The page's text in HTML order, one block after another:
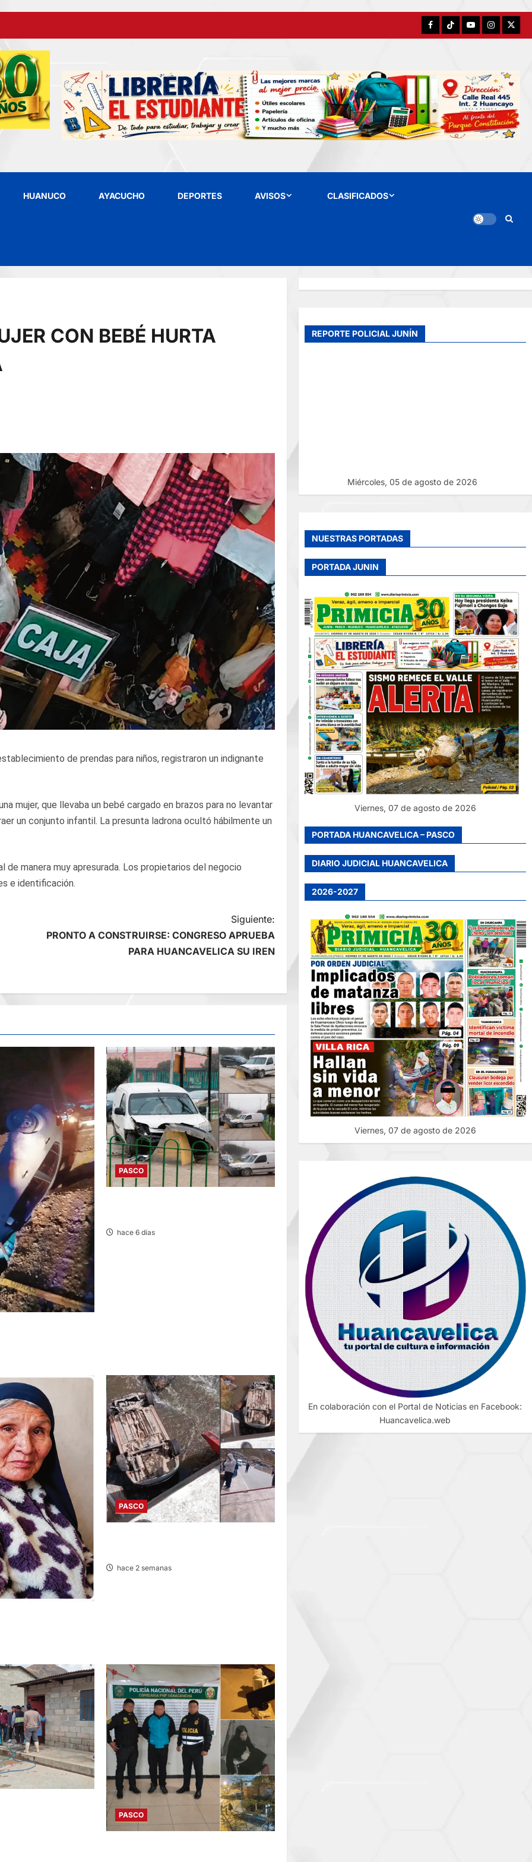
FacebookTikTokYouTubeInstagram
X
HUANUCO AYACUCHO DEPORTES AVISOS CLASIFICADOS
CON BEBÉ HURTA
de prendas para niños, registraron un indignante
mujer, que llevaba un bebé cargado en brazos para no levantar
un conjunto infantil. La presunta ladrona ocultó hábilmente un
manera muy apresurada. Los propietarios del negocio
e identificación.
Siguiente:
PRONTO A CONSTRUIRSE: CONGRESO APRUEBA
PARA HUANCAVELICA SU IREN
PASCO
hace 6 días
PASCO
hace 2 semanas
PASCO
REPORTE POLICIAL JUNÍN
Miércoles, 05 de agosto de 2026
NUESTRAS PORTADAS
PORTADA JUNIN
Viernes, 07 de agosto de 2026
PORTADA HUANCAVELICA – PASCO
DIARIO JUDICIAL HUANCAVELICA
2026-2027
Viernes, 07 de agosto de 2026
En colaboración con el Portal de Noticias en Facebook:
Huancavelica.web